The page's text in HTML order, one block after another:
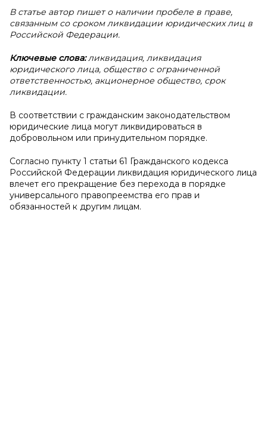
В статье автор пишет о наличии пробеле в праве,
связанным со сроком ликвидации юридических лиц в
Российской Федерации.
Ключевые слова:ликвидация, ликвидация
юридического лица, общество с ограниченной
ответственностью, акционерное общество, срок
ликвидации.
В соответствии с гражданским законодательством
юридические лица могут ликвидироваться в
добровольном или принудительном порядке.
Согласно пункту 1 статьи 61 Гражданского кодекса
Российской Федерации ликвидация юридического лица
влечет его прекращение без перехода в порядке
универсального правопреемства его прав и
обязанностей к другим лицам.